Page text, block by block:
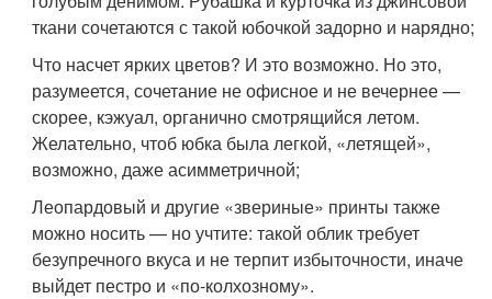
ткани сочетаются с такой юбочкой задорно и нарядно;
Что насчет ярких цветов? И это возможно. Но это,
разумеется, сочетание не офисное и не вечернее —
скорее, кэжуал, органично смотрящийся летом.
Желательно, чтоб юбка была легкой, «летящей»,
возможно, даже асимметричной;
Леопардовый и другие «звериные» принты также
можно носить — но учтите: такой облик требует
безупречного вкуса и не терпит избыточности, иначе
выйдет пестро и «по-колхозному».